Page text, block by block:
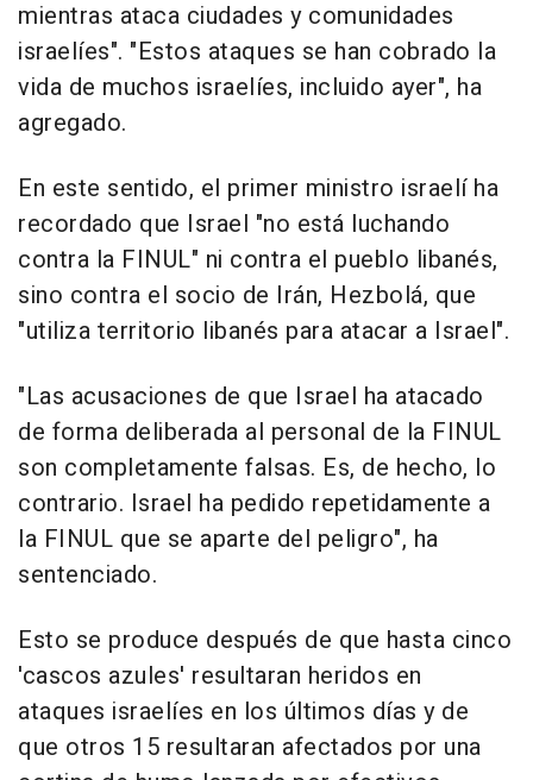
mientras ataca ciudades y comunidades
israelíes". "Estos ataques se han cobrado la
vida de muchos israelíes, incluido ayer", ha
agregado.
En este sentido, el primer ministro israelí ha
recordado que Israel "no está luchando
contra la FINUL" ni contra el pueblo libanés,
sino contra el socio de Irán, Hezbolá, que
"utiliza territorio libanés para atacar a Israel".
"Las acusaciones de que Israel ha atacado
de forma deliberada al personal de la FINUL
son completamente falsas. Es, de hecho, lo
contrario. Israel ha pedido repetidamente a
la FINUL que se aparte del peligro", ha
sentenciado.
Esto se produce después de que hasta cinco
'cascos azules' resultaran heridos en
ataques israelíes en los últimos días y de
que otros 15 resultaran afectados por una